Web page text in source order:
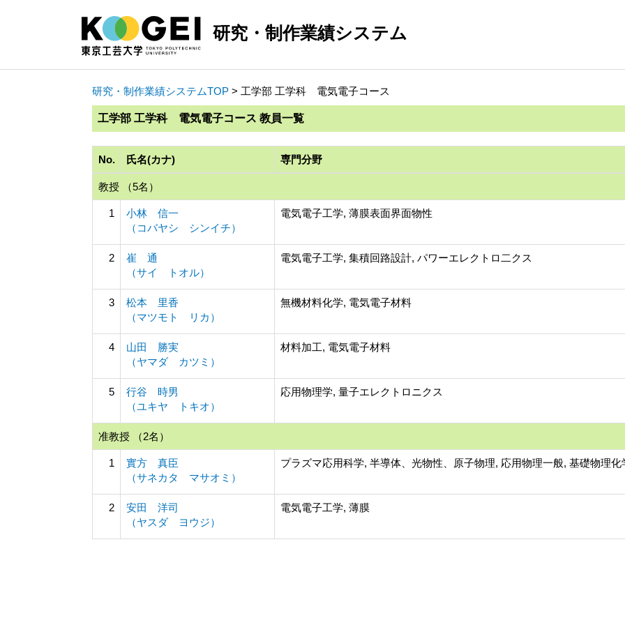
研究・制作業績システム
研究・制作業績システムTOP > 工学部 工学科 電気電子コース
工学部 工学科 電気電子コース 教員一覧
No. 氏名(カナ) 専門分野
教授 （5名）
1
小林 信一
（コバヤシ シンイチ）
電気電子工学, 薄膜表面界面物性
2
崔 通
（サイ トオル）
電気電子工学, 集積回路設計, パワーエレクトロ二クス
3
松本 里香
（マツモト リカ）
無機材料化学, 電気電子材料
4
山田 勝実
（ヤマダ カツミ）
材料加工, 電気電子材料
5
行谷 時男
（ユキヤ トキオ）
応用物理学, 量子エレクトロニクス
准教授 （2名）
1
實方 真臣
（サネカタ マサオミ）
プラズマ応用科学, 半導体、光物性、原子物理, 応用物理一般, 基礎物理化
2
安田 洋司
（ヤスダ ヨウジ）
電気電子工学, 薄膜